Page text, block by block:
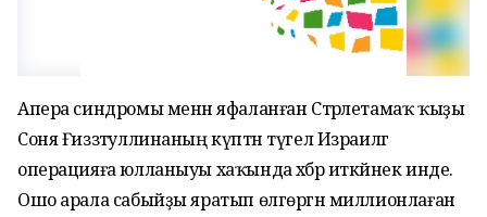
Апера синдромы менән яфаланған Стәрлетамаҡ ҡыҙы
Соня Ғиззәтуллинаның күптән түгел Израилгә
операцияға юлланыуы хаҡында хәбәр иткәйнек инде.
Ошо арала сабыйҙы яратып өлгөргән миллионлаған